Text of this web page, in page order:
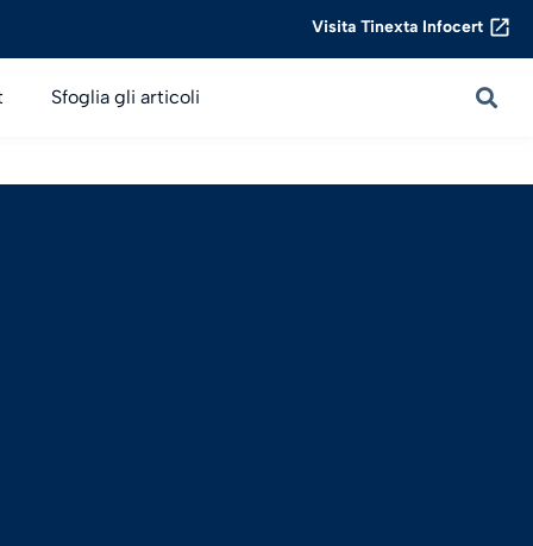
Visita Tinexta Infocert
Sfoglia gli articoli